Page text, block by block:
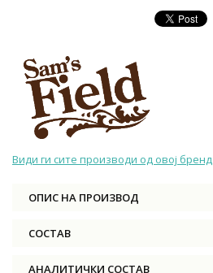
Види ги сите производи од овој бренд
ОПИС НА ПРОИЗВОД
СОСТАВ
АНАЛИТИЧКИ СОСТАВ